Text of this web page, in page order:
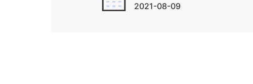
2021-08-09